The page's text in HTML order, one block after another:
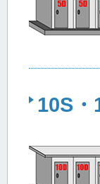
10S